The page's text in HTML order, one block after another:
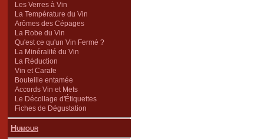
Les Verres à Vin
La Température du Vin
Arômes des Cépages
La Robe du Vin
Qu'est ce qu'un Vin Fermé ?
La Minéralité du Vin
La Réduction
Vin et Carafe
Bouteille entamée
Accords Vin et Mets
Le Décollage d'Étiquettes
Fiches de Dégustation
Humour